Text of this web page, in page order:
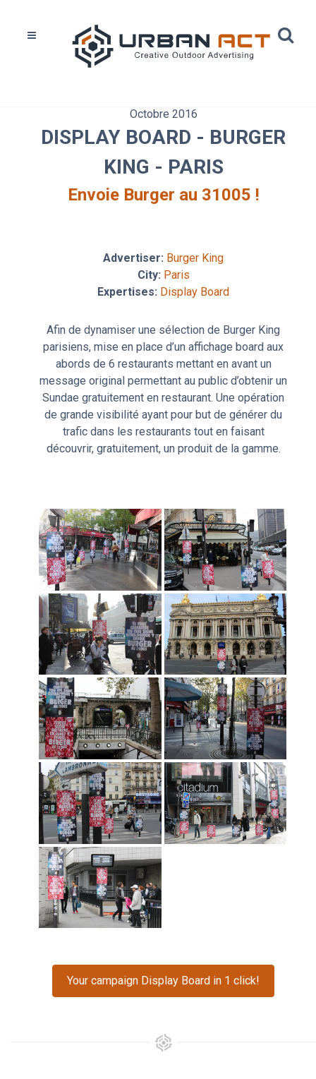
Octobre 2016
DISPLAY BOARD - BURGER
KING - PARIS
Envoie Burger au 31005 !
Advertiser: Burger King
City: Paris
Expertises: Display Board
Afin de dynamiser une sélection de Burger King
parisiens, mise en place d’un affichage board aux
abords de 6 restaurants mettant en avant un
message original permettant au public d’obtenir un
Sundae gratuitement en restaurant. Une opération
de grande visibilité ayant pour but de générer du
trafic dans les restaurants tout en faisant
découvrir, gratuitement, un produit de la gamme.
Your campaign Display Board in 1 click!